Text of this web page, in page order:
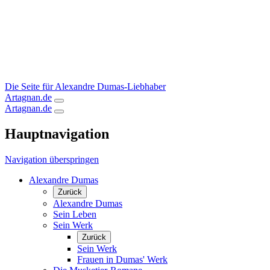
Die Seite für Alexandre Dumas-Liebhaber
Artagnan.de
Artagnan.de
Hauptnavigation
Navigation überspringen
Alexandre Dumas
Zurück
Alexandre Dumas
Sein Leben
Sein Werk
Zurück
Sein Werk
Frauen in Dumas' Werk